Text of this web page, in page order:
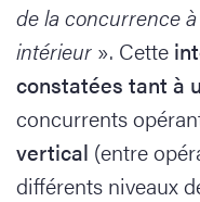
de la concurrence
intérieur ». Cette
constatées tant à
concurrents
vertical (entre
différents niveaux